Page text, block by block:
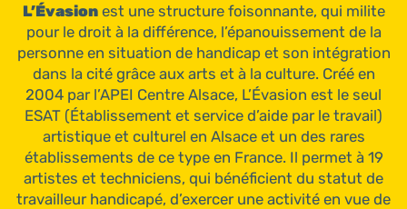
L’Évasionest une structure foisonnante, qui milite
pour le droit à la différence, l’épanouissement de la
personne en situation de handicap et son intégration
dans la cité grâce aux arts et à la culture. Créé en
2004 par l’APEI Centre Alsace, L’Évasion est le seul
ESAT (Établissement et service d’aide par le travail)
artistique et culturel en Alsace et un des rares
établissements de ce type en France. Il permet à 19
artistes et techniciens, qui bénéficient du statut de
travailleur handicapé, d’exercer une activité en vue de